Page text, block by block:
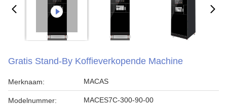
Gratis Stand-By Koffieverkopende Machine
Merknaam: MACAS
Modelnummer: MACES7C-300-90-00